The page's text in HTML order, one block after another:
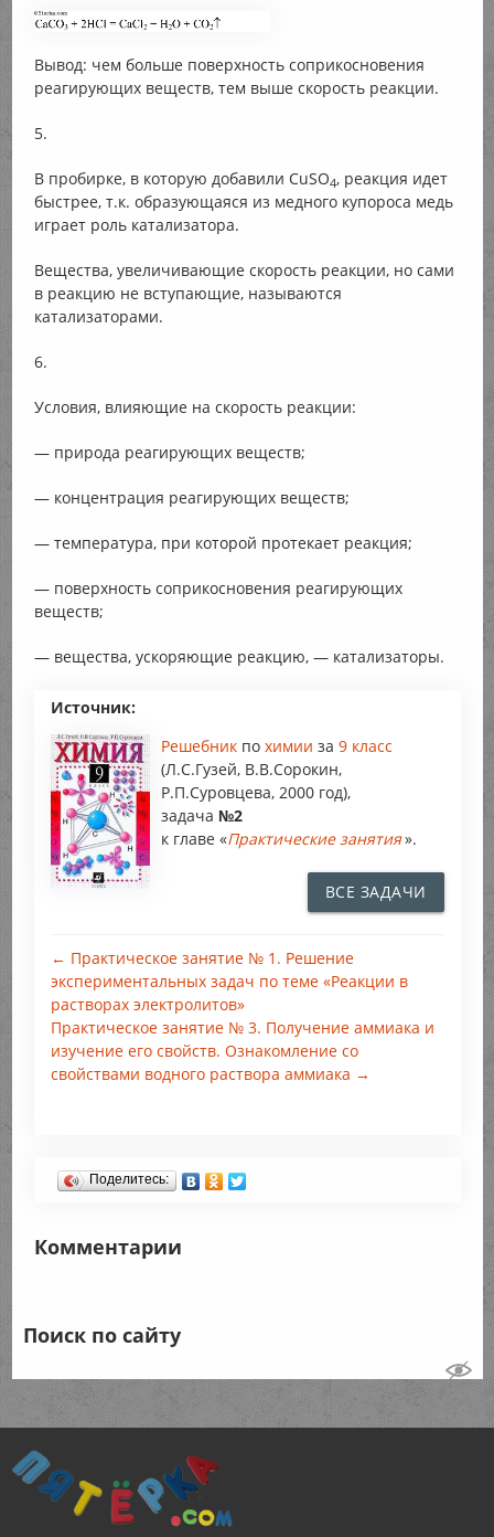
Вывод: чем больше поверхность соприкосновения
реагирующих веществ, тем выше скорость реакции.
5.
В пробирке, в которую добавили CuSO4, реакция идет
быстрее, т.к. образующаяся из медного купороса медь
играет роль катализатора.
Вещества, увеличивающие скорость реакции, но сами
в реакцию не вступающие, называются
катализаторами.
6.
Условия, влияющие на скорость реакции:
— природа реагирующих веществ;
— концентрация реагирующих веществ;
— температура, при которой протекает реакция;
— поверхность соприкосновения реагирующих
веществ;
— вещества, ускоряющие реакцию, — катализаторы.
Источник:
Решебник по химии за 9 класс
(Л.С.Гузей, В.В.Сорокин,
Р.П.Суровцева, 2000 год),
задача №2
к главе «Практические занятия».
ВСЕ ЗАДАЧИ
← Практическое занятие № 1. Решение
экспериментальных задач по теме «Реакции в
растворах электролитов»
Практическое занятие № 3. Получение аммиака и
изучение его свойств. Ознакомление со
свойствами водного раствора аммиака →
Поделитесь:
Комментарии
Поиск по сайту